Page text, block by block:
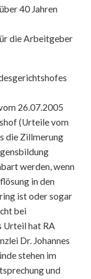
40 Jahren
die Arbeitgeber
26.07.2005
(Urteile vom
die Zillmerung
werden, wenn
in den
ist oder sogar
bei
Urteil hat RA
Dr. Johannes
stehen im
und